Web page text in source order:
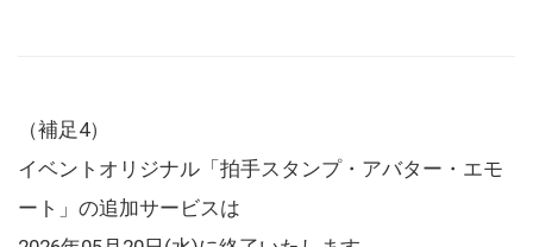
（補足4）
イベントオリジナル「拍手スタンプ・アバター・エモ
ート」の追加サービスは